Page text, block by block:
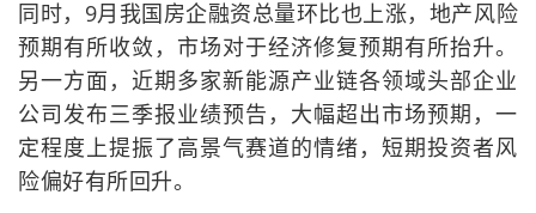
同时，9月我国房企融资总量环比也上涨，地产风险
预期有所收敛，市场对于经济修复预期有所抬升。
另一方面，近期多家新能源产业链各领域头部企业
公司发布三季报业绩预告，大幅超出市场预期，一
定程度上提振了高景气赛道的情绪，短期投资者风
险偏好有所回升。